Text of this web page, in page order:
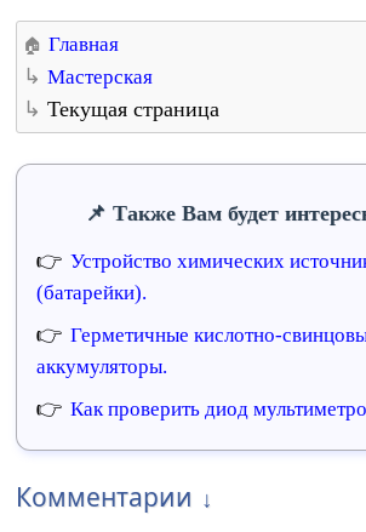
Главная
Мастерская
Текущая страница
Также Вам будет
Устройство химических
(батарейки).
Герметичные кислотно-
аккумуляторы.
Как проверить диод
Комментарии